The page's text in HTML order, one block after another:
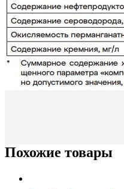
Похожие товары